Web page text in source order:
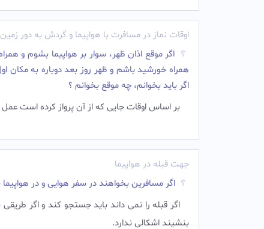
اوقات نماز در مسافرت با هواپیما و گردش به دور
همراه خورشید باشم و ظهر روز بعد دوباره به مکان
اگر باید بخوانم، چه موقع بخوانم ؟
بر اساس اوقات جایی که از آن پرواز کرده است
جهت قبله در هواپیما
اگر مسافرین بخواهند در سفر هوایی و در
اگر قبله را نمی داند باید جستجو کند و اگر
بنشیند اشکالی ندارد.‌